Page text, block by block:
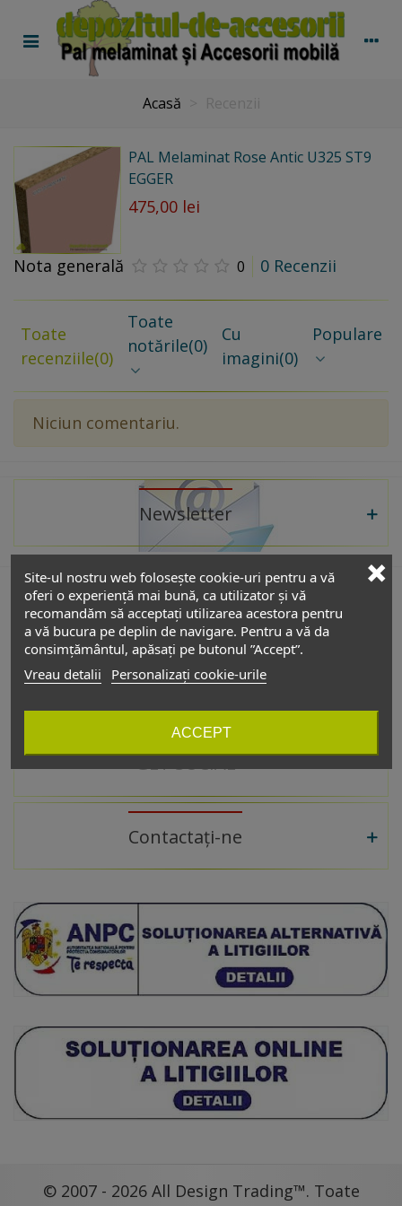
Acasă
PAL Melaminat Rose Antic U325 ST9
EGGER
475,00 lei
Nota generală 0 0 Recenzii
Toate
recenziile(0)
Toate
notările(0)
Cu
imagini(0)
Populare
Niciun comentariu.
Site-ul nostru web folosește cookie-uri pentru a vă
oferi o experiență mai bună, ca utilizator și vă
recomandăm să acceptați utilizarea acestora pentru
a vă bucura pe deplin de navigare. Pentru a vă da
consimțământul, apăsați pe butonul ”Accept”.
Vreau detalii
Personalizați cookie-urile
ACCEPT
Newsletter
De interes
Catalog
GET SOCIAL
Contactați-ne
© 2007 - 2026 All Design Trading™. Toate